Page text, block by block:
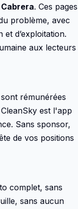
. Ces pages
problème, avec
d’exploitation.
aux lecteurs
rémunérées
est l'app
Sans sponsor,
de vos positions
complet, sans
sans aucun